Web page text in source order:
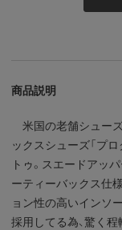
商品説明
米国の老舗シューズ
ックスシューズ「プ
トゥ。スエードアッ
ーティーバックス仕
ョン性の高いインソ
採用してる為、驚く